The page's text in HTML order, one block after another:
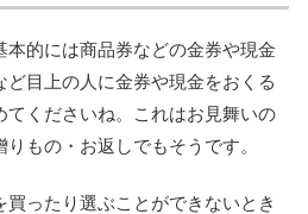
本的には商品券などの金券や現金
目上の人に金券や現金をおくる
てくださいね。これはお見舞いの
もの・お返しでもそうです。
ったり選ぶことができないとき